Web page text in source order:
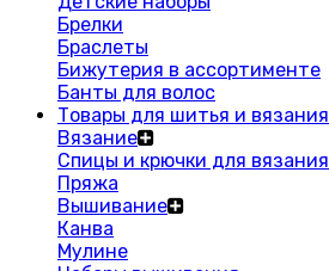
Брелки
Браслеты
Бижутерия в ассортименте
Банты для волос
Товары для шитья и вязания
Вязание
Спицы и крючки для вязания
Пряжа
Вышивание
Канва
Мулине